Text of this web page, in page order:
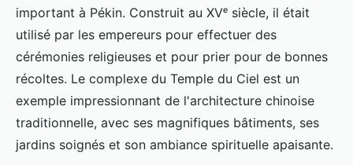
important à Pékin. Construit au XVᵉ siècle, il était
utilisé par les empereurs pour effectuer des
cérémonies religieuses et pour prier pour de bonnes
récoltes. Le complexe du Temple du Ciel est un
exemple impressionnant de l'architecture chinoise
traditionnelle, avec ses magnifiques bâtiments, ses
jardins soignés et son ambiance spirituelle apaisante.